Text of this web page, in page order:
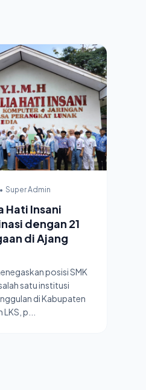
• Super Admin
Hati Insani
dengan 21
di Ajang
posisi SMK
satu institusi
di Kabupaten
p...